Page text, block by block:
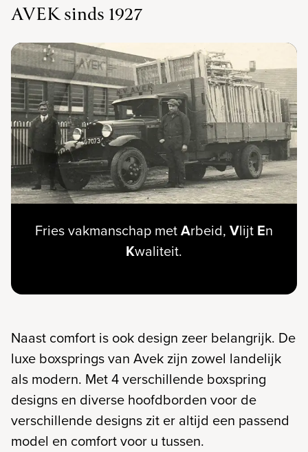
AVEK sinds 1927
Fries vakmanschap metArbeid, Vlijt En
Kwaliteit.
Naast comfort is ook design zeer belangrijk. De
luxe boxsprings van Avek zijn zowel landelijk
als modern. Met 4 verschillende boxspring
designs en diverse hoofdborden voor de
verschillende designs zit er altijd een passend
model en comfort voor u tussen.